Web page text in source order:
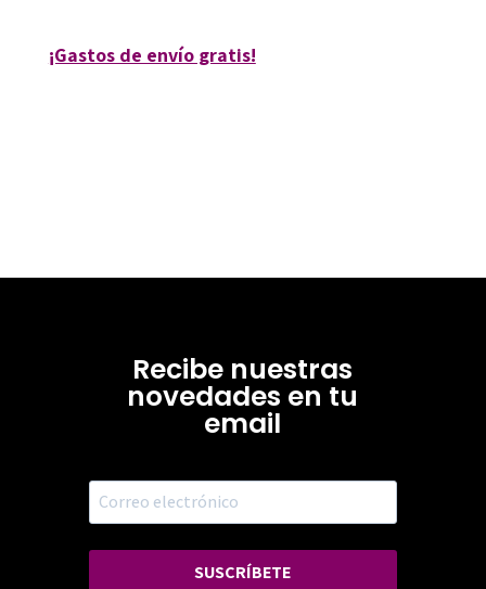
¡Gastos de envío gratis!
Recibe nuestras
novedades en tu
email
SUSCRÍBETE